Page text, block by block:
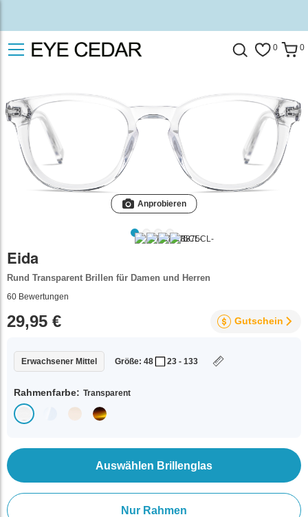
0 0
Anprobieren
Eida
Rund Transparent Brillen für Damen und Herren
60 Bewertungen
29,95 € Gutschein
Erwachsener Mittel Größe: 48 23 - 133
Rahmenfarbe: Transparent
Auswählen Brillenglas
Nur Rahmen